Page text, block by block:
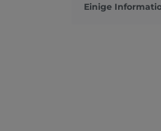
Einige